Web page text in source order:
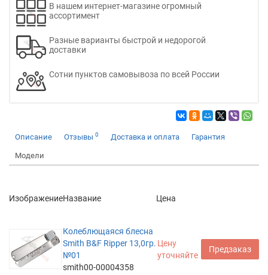
В нашем интернет-магазине огромный
ассортимент
Разные варианты быстрой и недорогой
доставки
Сотни пунктов самовывоза по всей России
Описание Отзывы 0 Доставка и оплата Гарантия
Модели
ИзображениеНазвание Цена
Колеблющаяся блесна
Smith B&F Ripper 13,0гр.
№01
smith00-00004358
Цену
уточняйте
Предзаказ